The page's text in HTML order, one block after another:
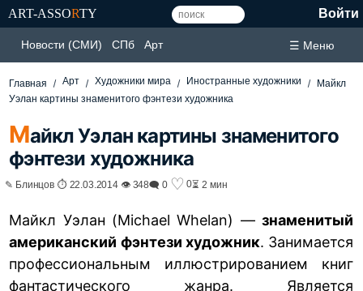
ART-ASSORTY Войти
Новости (СМИ) СПб Арт ☰ Меню
Главная Арт Художники мира Иностранные художники
Майкл
Уэлан картины знаменитого фэнтези художника
Майкл Уэлан картины знаменитого
фэнтези художника
✎ Блинцов ⏱ 22.03.2014 👁 348🗨 0 ♡ 0⏳ 2 мин
Майкл Уэлан (Michael Whelan) — знаменитый
американский фэнтези художник. Занимается
профессиональным иллюстрированием книг
фантастического жанра. Является